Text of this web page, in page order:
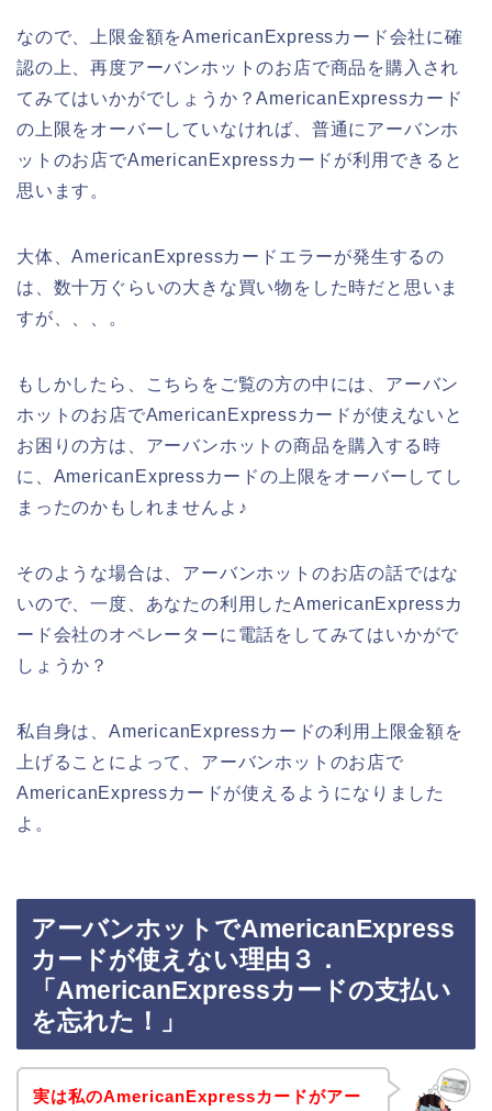
なので、上限金額をAmericanExpressカード会社に確
認の上、再度アーバンホットのお店で商品を購入され
てみてはいかがでしょうか？AmericanExpressカード
の上限をオーバーしていなければ、普通にアーバンホ
ットのお店でAmericanExpressカードが利用できると
思います。
大体、AmericanExpressカードエラーが発生するの
は、数十万ぐらいの大きな買い物をした時だと思いま
すが、、、。
もしかしたら、こちらをご覧の方の中には、アーバン
ホットのお店でAmericanExpressカードが使えないと
お困りの方は、アーバンホットの商品を購入する時
に、AmericanExpressカードの上限をオーバーしてし
まったのかもしれませんよ♪
そのような場合は、アーバンホットのお店の話ではな
いので、一度、あなたの利用したAmericanExpressカ
ード会社のオペレーターに電話をしてみてはいかがで
しょうか？
私自身は、AmericanExpressカードの利用上限金額を
上げることによって、アーバンホットのお店で
AmericanExpressカードが使えるようになりました
よ。
アーバンホットでAmericanExpress
カードが使えない理由３．
「AmericanExpressカードの支払い
を忘れた！」
実は私のAmericanExpressカードがアー